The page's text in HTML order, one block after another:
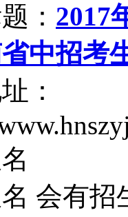
： 2017
省中招考
：
会有招